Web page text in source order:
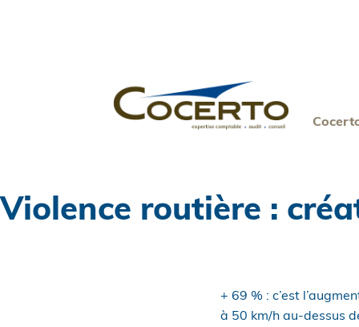
Violence routière :
+ 69 % : c’est
à 50 km/h au-dessus